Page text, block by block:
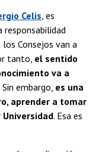
Celis, es
responsabilidad
Consejos van a
tanto, el sentido
va a
Sin embargo, es una
aprender a tomar
. Esa es